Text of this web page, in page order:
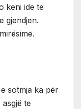
keni ide te
gjendjen.
sotmja ka për
te